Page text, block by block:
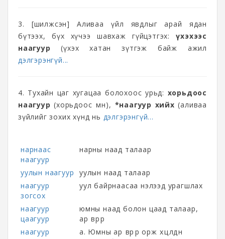
3. [шилжсэн] Аливаа үйл явдлыг арай ядан
бүтээх, бүх хүчээ шавхаж гүйцэтгэх:үхэхээс
наагуур (үх‎эх хатан зүтгэж байж ажил
дэлгэрэнгүй...
4. Тухайн цаг хугацаа болохоос урьд: хорьдоос
наагуур (хорьдоос өмнө), *наагуур хийх (аливаа
зүйлийг зохих хүнд нь дэлгэрэнгүй...
нарнаас
наагуур
нарны наад талаар
уулын наагуур
уулын наад талаар
наагуур
зогсох
уул байрнаасаа нэлээд урагшлах
наагуур
цаагуур
юмны наад болон цаад талаар,
ар өврөөр
наагуур
а. Юмны ар өврөөр орж хөөцөлдөн